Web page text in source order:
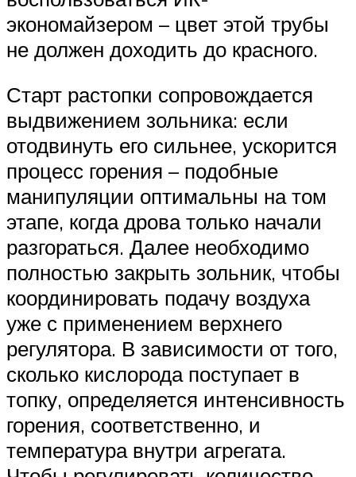
экономайзером – цвет этой трубы
не должен доходить до красного.
Старт растопки сопровождается
выдвижением зольника: если
отодвинуть его сильнее, ускорится
процесс горения – подобные
манипуляции оптимальны на том
этапе, когда дрова только начали
разгораться. Далее необходимо
полностью закрыть зольник, чтобы
координировать подачу воздуха
уже с применением верхнего
регулятора. В зависимости от того,
сколько кислорода поступает в
топку, определяется интенсивность
горения, соответственно, и
температура внутри агрегата.